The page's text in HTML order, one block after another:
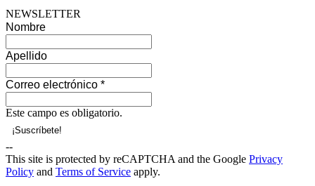
NEWSLETTER
Nombre
Apellido
Correo electrónico *
Este campo es obligatorio.
--
This site is protected by reCAPTCHA and the Google Privacy
Policy and Terms of Service apply.